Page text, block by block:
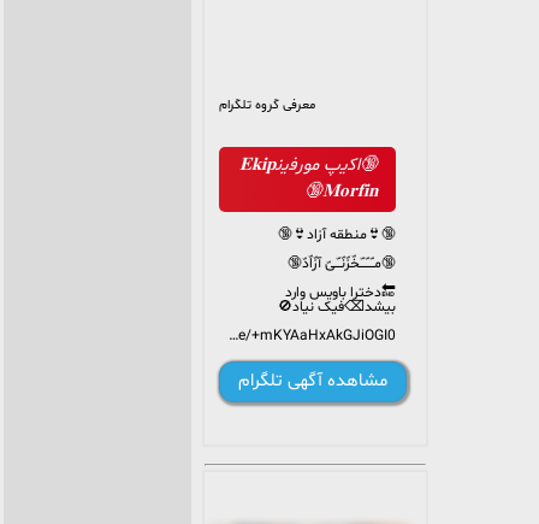
معرفی گروه تلگرام
🔞اک‍‌ی‍‌پ م‍‌ورف‍‌ی‍‌ن‍‌𝐄𝐤𝐢𝐩
𝐌𝐨𝐫𝐟𝐢𝐧🔞
🔞👙منطقه آزاد👙🔞
🔞مـّـّـّخّزّنّـّیّ آزّاّدّ🔞
🔚دخترا باویس وارد
بیشد⌫فیک نیاد🚫
https://t.me/+mKYAaHxAkGJiOGI0
مشاهده آگهی تلگرام